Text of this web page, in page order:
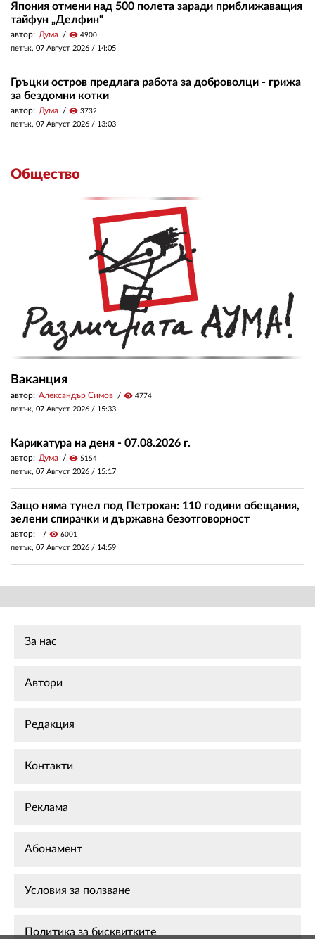
Япония отмени над 500 полета заради приближаващия
тайфун „Делфин“
автор: Дума visibility 4900
петък, 07 Август 2026 / 14:05
Гръцки остров предлага работа за доброволци - грижа
за бездомни котки
автор: Дума visibility 3732
петък, 07 Август 2026 / 13:03
Общество
Ваканция
автор: Александър Симов visibility 4774
петък, 07 Август 2026 / 15:33
Карикатура на деня - 07.08.2026 г.
автор: Дума visibility 5154
петък, 07 Август 2026 / 15:17
Защо няма тунел под Петрохан: 110 години обещания,
зелени спирачки и държавна безотговорност
автор: visibility 6001
петък, 07 Август 2026 / 14:59
За нас
Автори
Редакция
Контакти
Реклама
Абонамент
Условия за ползване
Политика за бисквитките